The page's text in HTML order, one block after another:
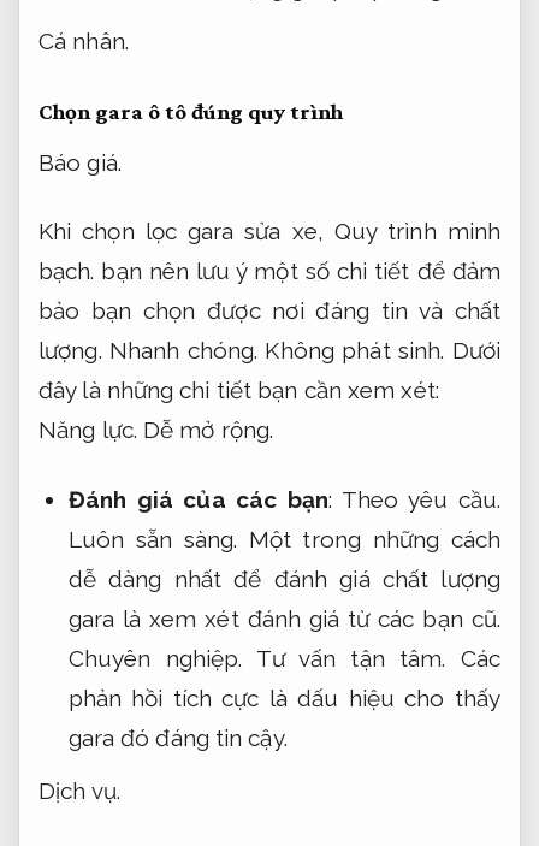
Cá nhân.
Chọn gara ô tô đúng quy trình
Báo giá.
Khi chọn lọc gara sửa xe, Quy trình minh
bạch. bạn nên lưu ý một số chi tiết để đảm
bảo bạn chọn được nơi đáng tin và chất
lượng. Nhanh chóng. Không phát sinh. Dưới
đây là những chi tiết bạn cần xem xét:
Năng lực. Dễ mở rộng.
Đánh giá của các bạn: Theo yêu cầu.
Luôn sẵn sàng. Một trong những cách
dễ dàng nhất để đánh giá chất lượng
gara là xem xét đánh giá từ các bạn cũ.
Chuyên nghiệp.
Tư vấn tận tâm. Các
phản hồi tích cực là dấu hiệu cho thấy
gara đó đáng tin cậy.
Dịch vụ.